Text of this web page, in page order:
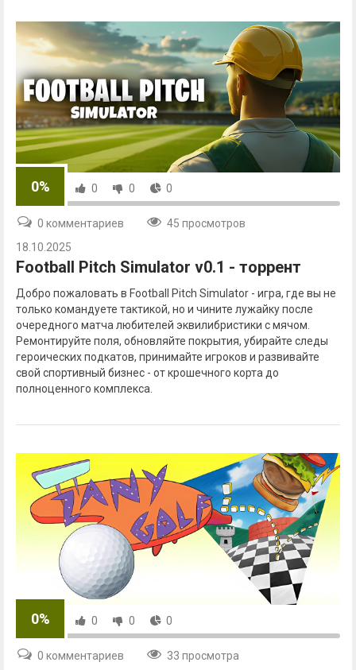
0% 0 0 0
0 комментариев
45 просмотров
18.10.2025
Football Pitch Simulator v0.1 - торрент
Добро пожаловать в Football Pitch Simulator - игра, где вы не
только командуете тактикой, но и чините лужайку после
очередного матча любителей эквилибристики с мячом.
Ремонтируйте поля, обновляйте покрытия, убирайте следы
героических подкатов, принимайте игроков и развивайте
свой спортивный бизнес - от крошечного корта до
полноценного комплекса.
0% 0 0 0
0 комментариев
33 просмотра